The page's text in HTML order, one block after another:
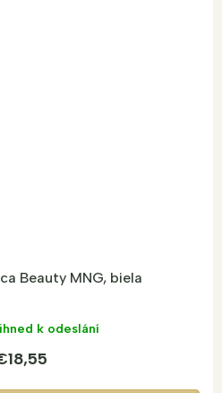
Beauty MNG, biela
k odeslání